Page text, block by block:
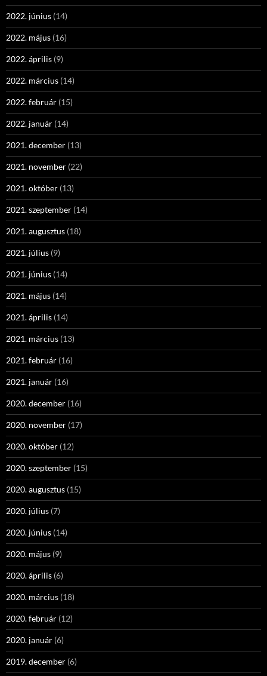
2022. június (14)
2022. május (16)
2022. április (9)
2022. március (14)
2022. február (15)
2022. január (14)
2021. december (13)
2021. november (22)
2021. október (13)
2021. szeptember (14)
2021. augusztus (18)
2021. július (9)
2021. június (14)
2021. május (14)
2021. április (14)
2021. március (13)
2021. február (16)
2021. január (16)
2020. december (16)
2020. november (17)
2020. október (12)
2020. szeptember (15)
2020. augusztus (15)
2020. július (7)
2020. június (14)
2020. május (9)
2020. április (6)
2020. március (18)
2020. február (12)
2020. január (6)
2019. december (6)